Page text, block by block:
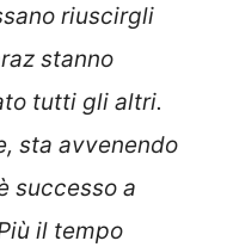
riuscirgli
stanno
tutti gli altri.
sta avvenendo
successo a
il tempo